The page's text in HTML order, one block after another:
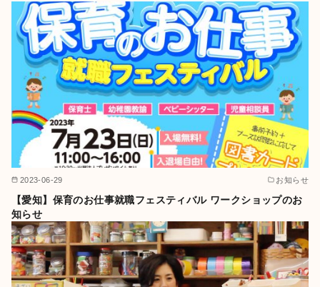
2023-06-29 お知らせ
【愛知】保育のお仕事就職フェスティバル ワークショップのお
知らせ